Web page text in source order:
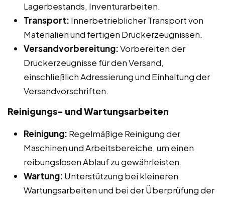
Lagerbestands, Inventurarbeiten.
Transport: Innerbetrieblicher Transport von
Materialien und fertigen Druckerzeugnissen.
Versandvorbereitung:Vorbereiten der
Druckerzeugnisse für den Versand,
einschließlich Adressierung und Einhaltung der
Versandvorschriften.
Reinigungs- und Wartungsarbeiten
Reinigung: Regelmäßige Reinigung der
Maschinen und Arbeitsbereiche, um einen
reibungslosen Ablauf zu gewährleisten.
Wartung: Unterstützung bei kleineren
Wartungsarbeiten und bei der Überprüfung der